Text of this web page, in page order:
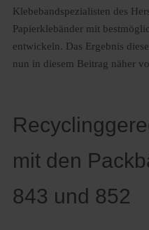
Klebebandspezialisten des
Papierklebänder mit
entwickeln. Das Ergebnis
nun in diesem Beitrag näher
mit den
843 und 852